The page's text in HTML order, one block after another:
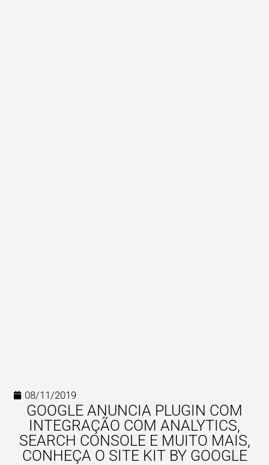
08/11/2019
GOOGLE ANUNCIA PLUGIN COM
INTEGRAÇÃO COM ANALYTICS,
SEARCH CONSOLE E MUITO MAIS,
CONHEÇA O SITE KIT BY GOOGLE